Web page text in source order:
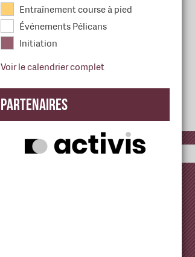
Entraînement course à pied
Événements Pélicans
Initiation
Voir le calendrier complet
Partenaires